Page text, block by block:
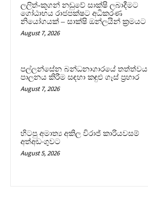
ලලිත්-කූගන් නඩුවේ සාක්ෂි ලබාදීමට
ගෝඨාභය රාජපක්ෂට අධිකරණ
නියෝගයක් – සාක්ෂි ඔන්ලයින් ක්‍රමයට
August 7, 2026
පල්ලන්සේන බන්ධනාගාරයේ තත්ත්වය
පාලනය කිරීම සඳහා කඳුළු ගෑස් ප්‍රහාර
August 7, 2026
හිටපු අමාත්‍ය අකිල විරාජ් කාරියවසම්
අත්අඩංගුවට
August 5, 2026